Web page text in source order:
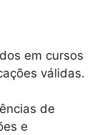
em cursos
válidas.
de
e